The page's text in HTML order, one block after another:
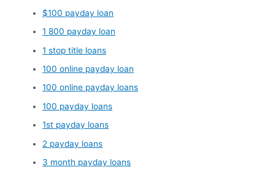
$100 payday loan
1 800 payday loan
1 stop title loans
100 online payday loan
100 online payday loans
100 payday loans
1st payday loans
2 payday loans
3 month payday loans